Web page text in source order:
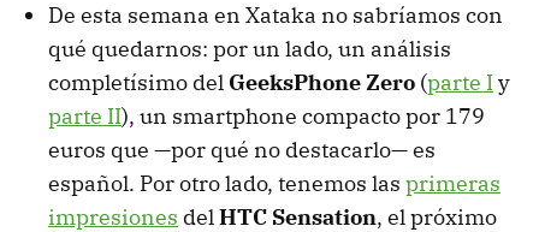
De esta semana en Xataka no sabríamos con
qué quedarnos: por un lado, un análisis
completísimo del GeeksPhone Zero (parte Iy
parte II), un smartphone compacto por 179
euros que —por qué no destacarlo— es
español. Por otro lado, tenemos las primeras
impresiones delHTC Sensation, el próximo